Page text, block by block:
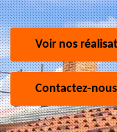
Voir nos
Contactez-